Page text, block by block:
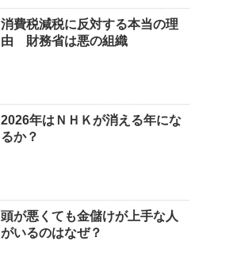
消費税減税に反対する本当の理
由 財務省は悪の組織
2026年はＮＨＫが消える年にな
るか？
頭が悪くても金儲けが上手な人
がいるのはなぜ？